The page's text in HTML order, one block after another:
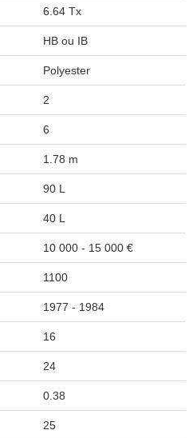
6.64 Tx
HB ou IB
Polyester
2
6
1.78 m
90 L
40 L
10 000 - 15 000 €
1100
1977 - 1984
16
24
0.38
25